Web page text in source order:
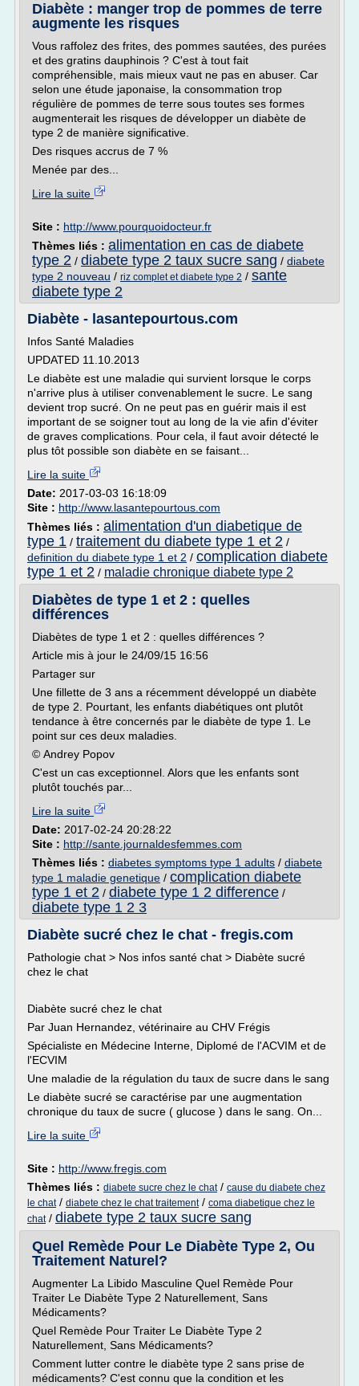
Diabète : manger trop de pommes de terre
augmente les risques
Vous raffolez des frites, des pommes sautées, des purées
et des gratins dauphinois ? C'est à tout fait
compréhensible, mais mieux vaut ne pas en abuser. Car
selon une étude japonaise, la consommation trop
régulière de pommes de terre sous toutes ses formes
augmenterait les risques de développer un diabète de
type 2 de manière significative.
Des risques accrus de 7 %
Menée par des...
Lire la suite
Site : http://www.pourquoidocteur.fr
Thèmes liés : alimentation en cas de diabete
type 2 / diabete type 2 taux sucre sang / diabete
type 2 nouveau / riz complet et diabete type 2 / sante
diabete type 2
Diabète - lasantepourtous.com
Infos Santé Maladies
UPDATED 11.10.2013
Le diabète est une maladie qui survient lorsque le corps
n'arrive plus à utiliser convenablement le sucre. Le sang
devient trop sucré. On ne peut pas en guérir mais il est
important de se soigner tout au long de la vie afin d'éviter
de graves complications. Pour cela, il faut avoir détecté le
plus tôt possible son diabète en se faisant...
Lire la suite
Date: 2017-03-03 16:18:09
Site : http://www.lasantepourtous.com
Thèmes liés : alimentation d'un diabetique de
type 1 / traitement du diabete type 1 et 2 /
definition du diabete type 1 et 2 / complication diabete
type 1 et 2 / maladie chronique diabete type 2
Diabètes de type 1 et 2 : quelles
différences
Diabètes de type 1 et 2 : quelles différences ?
Article mis à jour le 24/09/15 16:56
Partager sur
Une fillette de 3 ans a récemment développé un diabète
de type 2. Pourtant, les enfants diabétiques ont plutôt
tendance à être concernés par le diabète de type 1. Le
point sur ces deux maladies.
© Andrey Popov
C'est un cas exceptionnel. Alors que les enfants sont
plutôt touchés par...
Lire la suite
Date: 2017-02-24 20:28:22
Site : http://sante.journaldesfemmes.com
Thèmes liés : diabetes symptoms type 1 adults / diabete
type 1 maladie genetique / complication diabete
type 1 et 2 / diabete type 1 2 difference /
diabete type 1 2 3
Diabète sucré chez le chat - fregis.com
Pathologie chat > Nos infos santé chat > Diabète sucré
chez le chat
Diabète sucré chez le chat
Par Juan Hernandez, vétérinaire au CHV Frégis
Spécialiste en Médecine Interne, Diplomé de l'ACVIM et de
l'ECVIM
Une maladie de la régulation du taux de sucre dans le sang
Le diabète sucré se caractérise par une augmentation
chronique du taux de sucre ( glucose ) dans le sang. On...
Lire la suite
Site : http://www.fregis.com
Thèmes liés : diabete sucre chez le chat/ cause du diabete chez
le chat/ diabete chez le chat traitement/ coma diabetique chez le
chat/ diabete type 2 taux sucre sang
Quel Remède Pour Le Diabète Type 2, Ou
Traitement Naturel?
Augmenter La Libido Masculine Quel Remède Pour
Traiter Le Diabète Type 2 Naturellement, Sans
Médicaments?
Quel Remède Pour Traiter Le Diabète Type 2
Naturellement, Sans Médicaments?
Comment lutter contre le diabète type 2 sans prise de
médicaments? C'est connu que la condition et les